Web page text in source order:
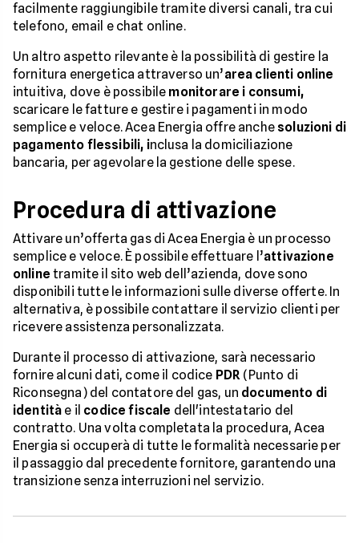
facilmente raggiungibile tramite diversi canali, tra cui
telefono, email e chat online.
Un altro aspetto rilevante è la possibilità di gestire la
fornitura energetica attraverso un’area clienti online
intuitiva, dove è possibile monitorare i consumi,
scaricare le fatture e gestire i pagamenti in modo
semplice e veloce. Acea Energia offre anche soluzioni di
pagamento flessibili, inclusa la domiciliazione
bancaria, per agevolare la gestione delle spese.
Procedura di attivazione
Attivare un’offerta gas di Acea Energia è un processo
semplice e veloce. È possibile effettuare l’attivazione
online tramite il sito web dell’azienda, dove sono
disponibili tutte le informazioni sulle diverse offerte. In
alternativa, è possibile contattare il servizio clienti per
ricevere assistenza personalizzata.
Durante il processo di attivazione, sarà necessario
fornire alcuni dati, come il codice PDR (Punto di
Riconsegna) del contatore del gas, un documento di
identità e il codice fiscale dell'intestatario del
contratto. Una volta completata la procedura, Acea
Energia si occuperà di tutte le formalità necessarie per
il passaggio dal precedente fornitore, garantendo una
transizione senza interruzioni nel servizio.